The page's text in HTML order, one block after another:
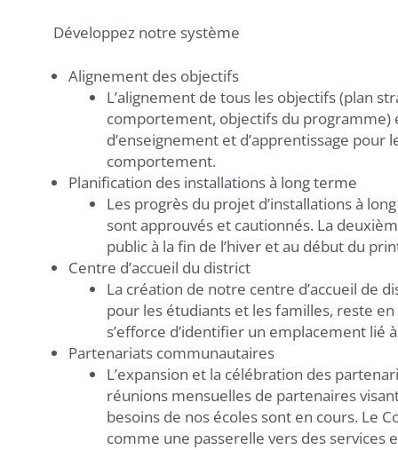
Développez notre système
Alignement des objectifs
L’alignement de tous les objectifs (plan
comportement, objectifs du programme)
d’enseignement et d’apprentissage
comportement.
Planification des installations à long terme
Les progrès du projet d’installations à
sont approuvés et cautionnés. La
public à la fin de l’hiver et au début du
Centre d’accueil du district
La création de notre centre d’accueil de
pour les étudiants et les familles, reste
s’efforce d’identifier un emplacement lié
Partenariats communautaires
L’expansion et la célébration des
réunions mensuelles de partenaires
besoins de nos écoles sont en cours. Le
comme une passerelle vers des services